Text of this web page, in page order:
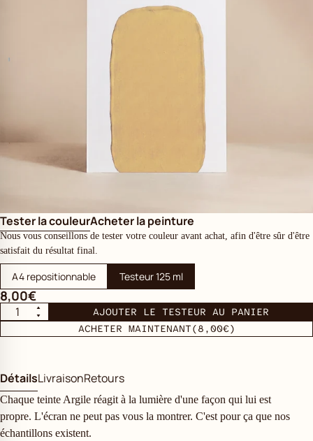
Tester la couleurAcheter la peinture
Nous vous conseillons de tester votre couleur avant achat, afin d'être sûr d'être
satisfait du résultat final.
A4 repositionnable Testeur 125 ml
8,00€
AJOUTER LE TESTEUR AU PANIER
ACHETER MAINTENANT(8,00€)
DétailsLivraisonRetours
Chaque teinte Argile réagit à la lumière d'une façon qui lui est
propre. L'écran ne peut pas vous la montrer. C'est pour ça que nos
échantillons existent.